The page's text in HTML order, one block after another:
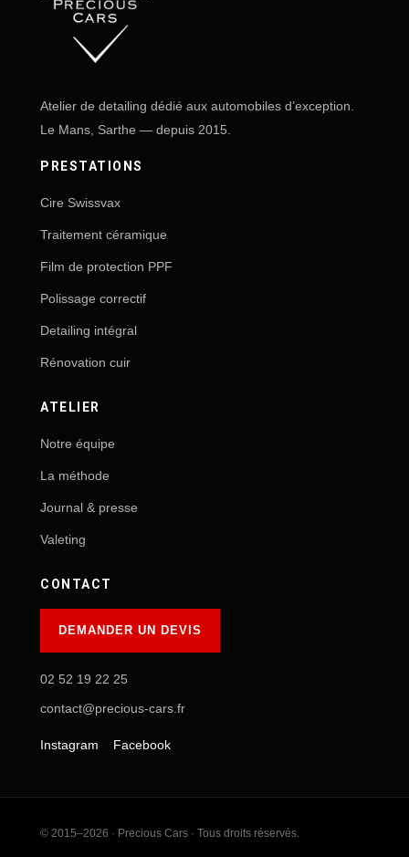
Atelier de detailing dédié aux automobiles d’exception.
Le Mans, Sarthe — depuis 2015.
PRESTATIONS
Cire Swissvax
Traitement céramique
Film de protection PPF
Polissage correctif
Detailing intégral
Rénovation cuir
ATELIER
Notre équipe
La méthode
Journal & presse
Valeting
CONTACT
DEMANDER UN DEVIS
02 52 19 22 25
contact@precious-cars.fr
Instagram Facebook
© 2015–2026 · Precious Cars · Tous droits réservés.